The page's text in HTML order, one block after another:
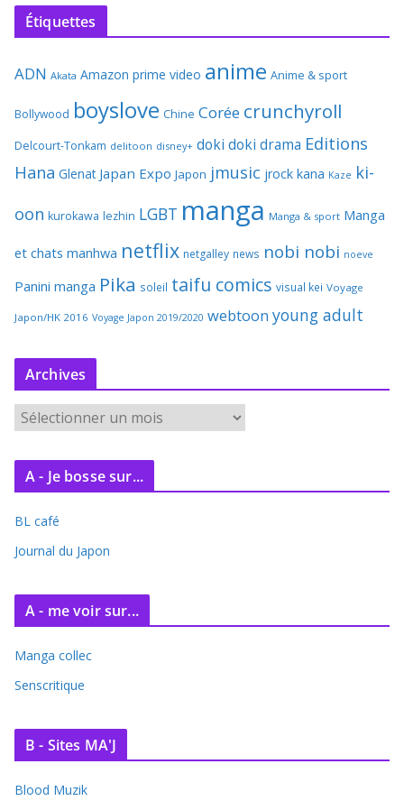
Étiquettes
ADN Akata Amazon prime video anime Anime & sport
Bollywood boyslove Chine Corée crunchyroll
Delcourt-Tonkam delitoon disney+ doki doki drama Editions
Hana Glenat Japan Expo Japon jmusic jrock kana Kaze ki-
oon kurokawa lezhin LGBT manga Manga & sport Manga
et chats manhwa netflix netgalley news nobi nobi noeve
Panini manga Pika soleil taifu comics visual kei Voyage
Japon/HK 2016 Voyage Japon 2019/2020 webtoon young adult
Archives
c
v
e
A - Je bosse sur...
BL café
Journal du Japon
A - me voir sur...
Manga collec
Senscritique
B - Sites MA'J
Blood Muzik